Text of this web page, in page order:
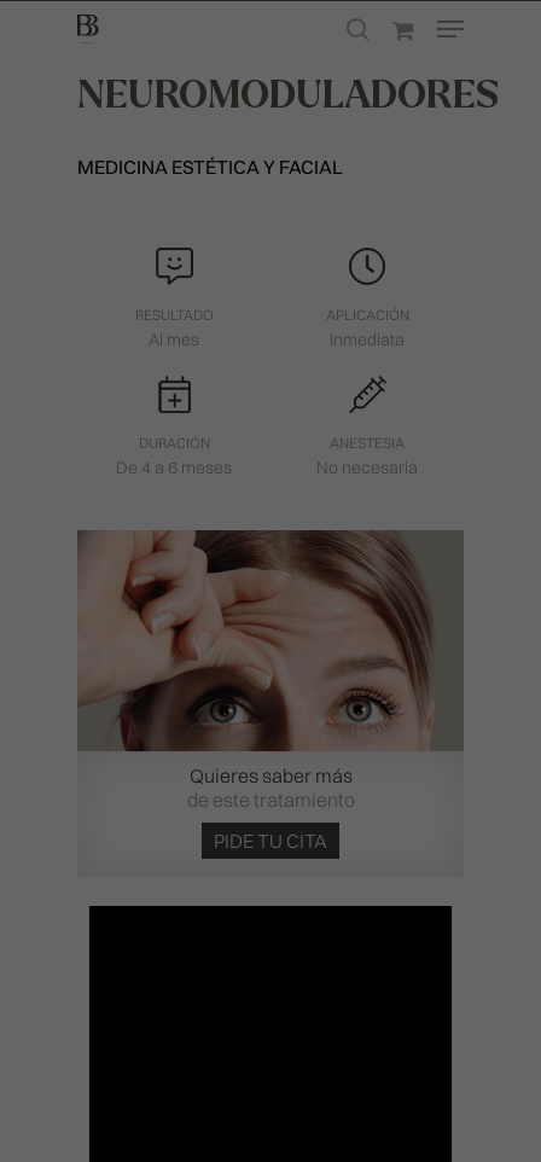
cerrar
NEUROMODULADORES
MEDICINA ESTÉTICA Y FACIAL
RESULTADO
Al mes
APLICACIÓN
Inmediata
DURACIÓN
De 4 a 6 meses
ANESTESIA
No necesaria
Quieres saber más
de este tratamiento
PIDE TU CITA